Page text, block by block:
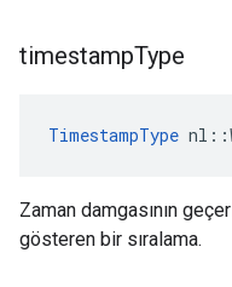
timestampType
TimestampType
Zaman damgasının
gösteren bir sıralama.